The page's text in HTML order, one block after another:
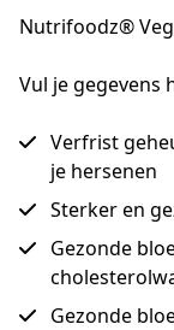
Nutrifoodz®
Vul je gegevens
Verfrist
je hersenen
Sterker en
Gezonde
Gezonde